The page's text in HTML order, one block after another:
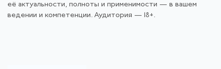
её актуальности, полноты и применимости — в вашем
ведении и компетенции. Аудитория — 18+.